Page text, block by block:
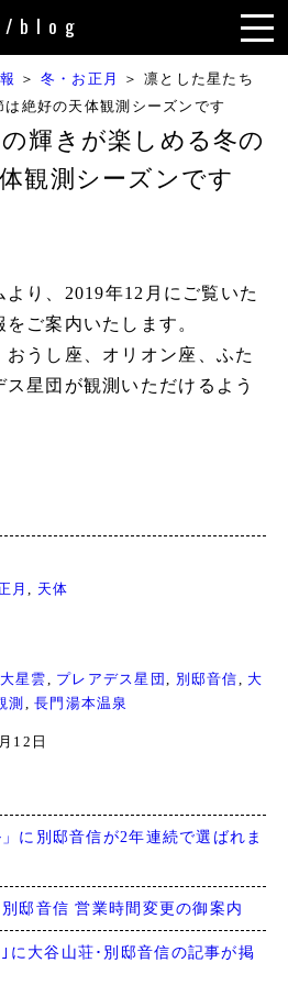
blog
＞ 冬・お正月 ＞凛とした星たち
絶好の天体観測シーズンです
輝きが楽しめる冬の
観測シーズンです
り、2019年12月にご覧いた
ご案内いたします。
うし座、オリオン座、ふた
星団が観測いただけるよう
月 天体
星雲, プレアデス星団, 別邸音信, 大
測 , 長門湯本温泉
12日
に別邸音信が2年連続で選ばれま
邸音信 営業時間変更の御案内
に大谷山荘･別邸音信の記事が掲